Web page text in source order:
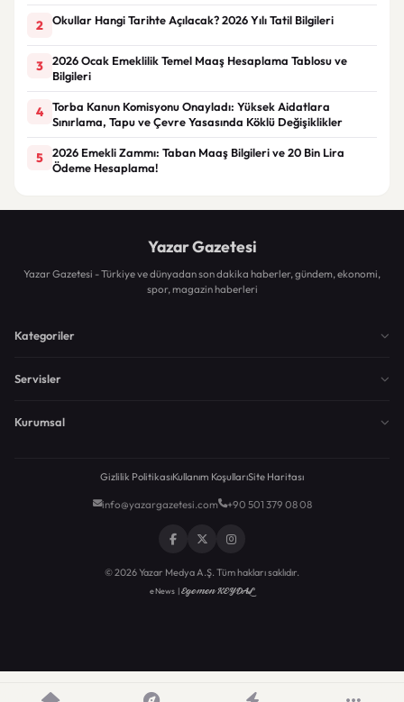
2 Okullar Hangi Tarihte Açılacak? 2026 Yılı Tatil Bilgileri
3
2026 Ocak Emeklilik Temel Maaş Hesaplama Tablosu ve
Bilgileri
4
Torba Kanun Komisyonu Onayladı: Yüksek Aidatlara
Sınırlama, Tapu ve Çevre Yasasında Köklü Değişiklikler
5
2026 Emekli Zammı: Taban Maaş Bilgileri ve 20 Bin Lira
Ödeme Hesaplama!
Yazar Gazetesi
Yazar Gazetesi - Türkiye ve dünyadan son dakika haberler, gündem, ekonomi,
spor, magazin haberleri
Kategoriler
Servisler
Kurumsal
Gizlilik PolitikasıKullanım KoşullarıSite Haritası
info@yazargazetesi.com +90 501 379 08 08
© 2026 Yazar Medya A.Ş. Tüm hakları saklıdır.
eNews |Egemen KEYDAL